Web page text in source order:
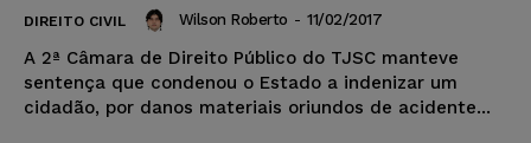
DIREITO CIVIL Wilson Roberto - 11/02/2017
A 2ª Câmara de Direito Público do TJSC manteve
sentença que condenou o Estado a indenizar um
cidadão, por danos materiais oriundos de acidente...